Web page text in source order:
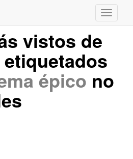
vistos de
etiquetados
épico no